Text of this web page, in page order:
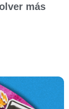
más